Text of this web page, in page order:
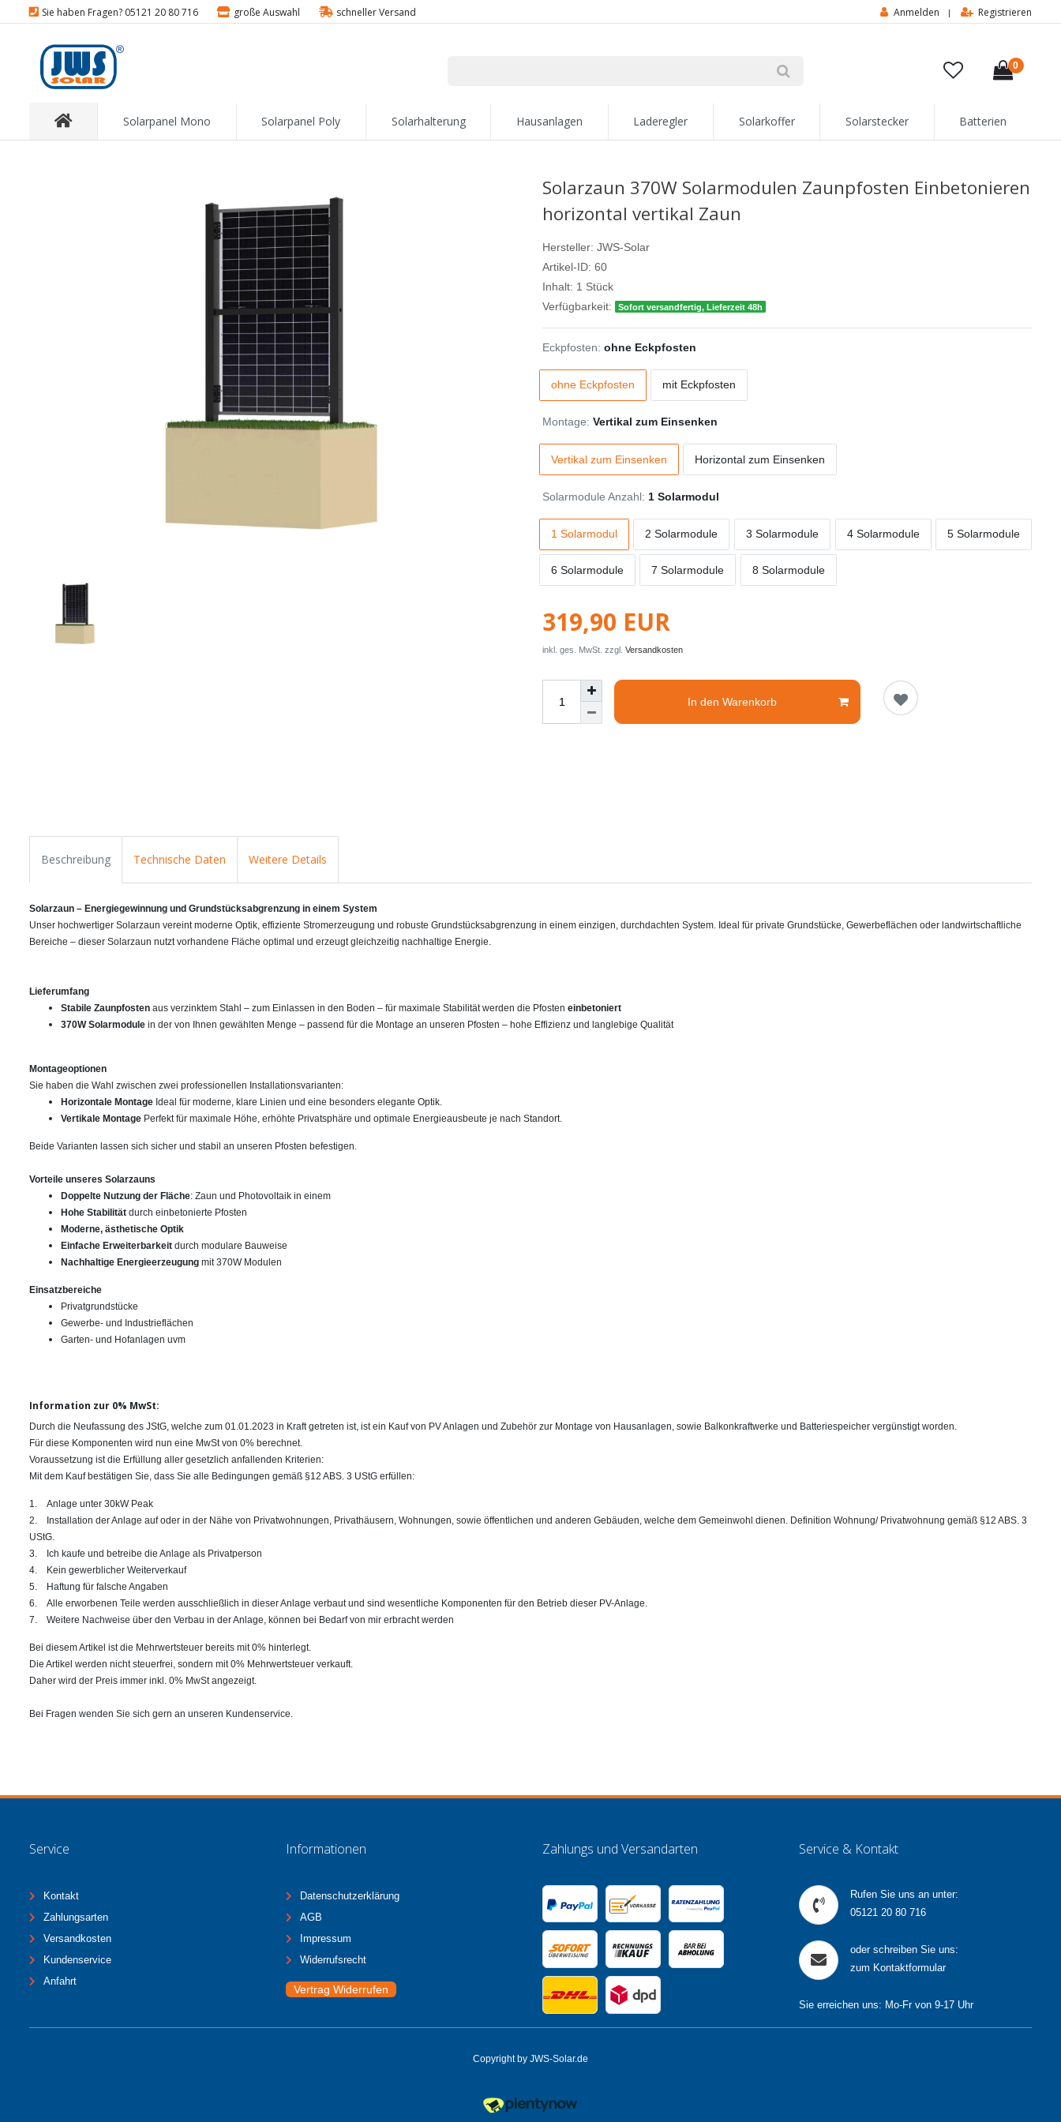
Sie haben Fragen? 05121 20 80 716 große Auswahl schneller Versand Anmelden | Registrieren
0
Solarpanel Mono Solarpanel Poly Solarhalterung Hausanlagen Laderegler Solarkoffer Solarstecker Batterien
Solarzaun 370W Solarmodulen Zaunpfosten Einbetonieren
horizontal vertikal Zaun
Hersteller: JWS-Solar
Artikel-ID: 60
Inhalt: 1 Stück
Verfügbarkeit:
Sofort versandfertig, Lieferzeit 48h
Eckpfosten: ohne Eckpfosten
ohne Eckpfosten mit Eckpfosten
Montage: Vertikal zum Einsenken
Vertikal zum Einsenken Horizontal zum Einsenken
Solarmodule Anzahl: 1 Solarmodul
1 Solarmodul 2 Solarmodule 3 Solarmodule 4 Solarmodule 5 Solarmodule
6 Solarmodule 7 Solarmodule 8 Solarmodule
319,90 EUR
inkl. ges. MwSt. zzgl. Versandkosten
In den Warenkorb
Beschreibung Technische Daten Weitere Details
Solarzaun – Energiegewinnung und Grundstücksabgrenzung in einem System
Unser hochwertiger Solarzaun vereint moderne Optik, effiziente Stromerzeugung und robuste Grundstücksabgrenzung in einem einzigen, durchdachten System. Ideal für private Grundstücke, Gewerbeflächen oder landwirtschaftliche
Bereiche – dieser Solarzaun nutzt vorhandene Fläche optimal und erzeugt gleichzeitig nachhaltige Energie.
Lieferumfang
Stabile Zaunpfosten aus verzinktem Stahl – zum Einlassen in den Boden – für maximale Stabilität werden die Pfosten einbetoniert
370W Solarmodule in der von Ihnen gewählten Menge – passend für die Montage an unseren Pfosten – hohe Effizienz und langlebige Qualität
Montageoptionen
Sie haben die Wahl zwischen zwei professionellen Installationsvarianten:
Horizontale Montage Ideal für moderne, klare Linien und eine besonders elegante Optik.
Vertikale Montage Perfekt für maximale Höhe, erhöhte Privatsphäre und optimale Energieausbeute je nach Standort.
Beide Varianten lassen sich sicher und stabil an unseren Pfosten befestigen.
Vorteile unseres Solarzauns
Doppelte Nutzung der Fläche: Zaun und Photovoltaik in einem
Hohe Stabilität durch einbetonierte Pfosten
Moderne, ästhetische Optik
Einfache Erweiterbarkeit durch modulare Bauweise
Nachhaltige Energieerzeugung mit 370W Modulen
Einsatzbereiche
Privatgrundstücke
Gewerbe- und Industrieflächen
Garten- und Hofanlagen uvm
Information zur 0% MwSt:
Durch die Neufassung des JStG, welche zum 01.01.2023 in Kraft getreten ist, ist ein Kauf von PV Anlagen und Zubehör zur Montage von Hausanlagen, sowie Balkonkraftwerke und Batteriespeicher vergünstigt worden.
Für diese Komponenten wird nun eine MwSt von 0% berechnet.
Voraussetzung ist die Erfüllung aller gesetzlich anfallenden Kriterien:
Mit dem Kauf bestätigen Sie, dass Sie alle Bedingungen gemäß §12 ABS. 3 UStG erfüllen:
1. Anlage unter 30kW Peak
2. Installation der Anlage auf oder in der Nähe von Privatwohnungen, Privathäusern, Wohnungen, sowie öffentlichen und anderen Gebäuden, welche dem Gemeinwohl dienen. Definition Wohnung/ Privatwohnung gemäß §12 ABS. 3
UStG.
3. Ich kaufe und betreibe die Anlage als Privatperson
4. Kein gewerblicher Weiterverkauf
5. Haftung für falsche Angaben
6. Alle erworbenen Teile werden ausschließlich in dieser Anlage verbaut und sind wesentliche Komponenten für den Betrieb dieser PV-Anlage.
7. Weitere Nachweise über den Verbau in der Anlage, können bei Bedarf von mir erbracht werden
Bei diesem Artikel ist die Mehrwertsteuer bereits mit 0% hinterlegt.
Die Artikel werden nicht steuerfrei, sondern mit 0% Mehrwertsteuer verkauft.
Daher wird der Preis immer inkl. 0% MwSt angezeigt.
Bei Fragen wenden Sie sich gern an unseren Kundenservice.
Service
Kontakt
Zahlungsarten
Versandkosten
Kundenservice
Anfahrt
Informationen
Datenschutzerklärung
AGB
Impressum
Widerrufsrecht
Vertrag Widerrufen
Zahlungs und Versandarten Service & Kontakt
Rufen Sie uns an unter:
05121 20 80 716
oder schreiben Sie uns:
zum Kontaktformular
Sie erreichen uns: Mo-Fr von 9-17 Uhr
Copyright by JWS-Solar.de